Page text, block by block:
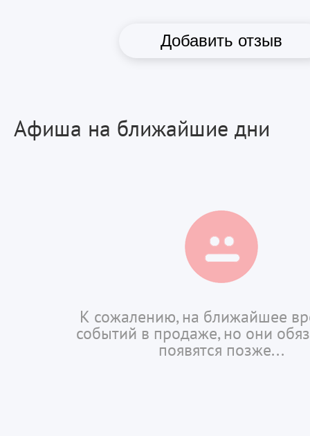
Добавить отзыв
Афиша на ближайшие дни
К сожалению, на ближайшее
событий в продаже, но они
появятся позже...